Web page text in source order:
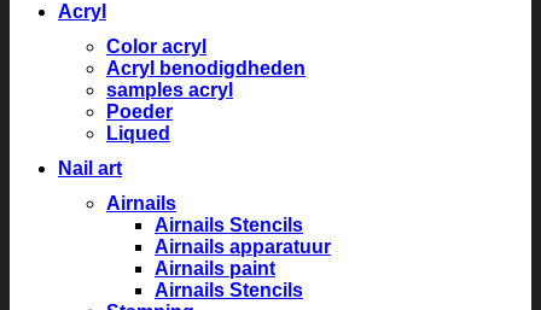
Acryl
Color acryl
Acryl benodigdheden
samples acryl
Poeder
Liqued
Nail art
Airnails
Airnails Stencils
Airnails apparatuur
Airnails paint
Airnails Stencils